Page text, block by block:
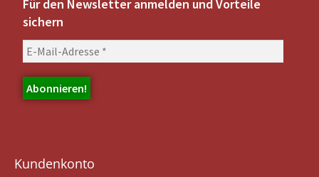
Für den Newsletter anmelden und Vorteile
sichern
Kundenkonto